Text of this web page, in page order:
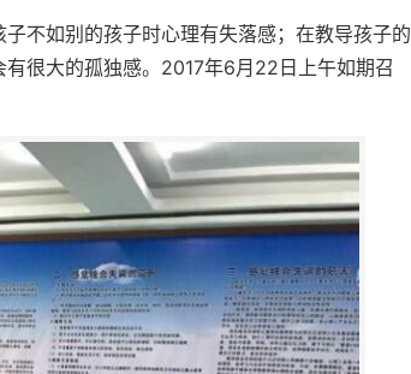
不如别的孩子时心理有失落感；在教导孩子的
很大的孤独感。2017年6月22日上午如期召